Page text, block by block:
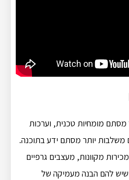
מסתם מומחיות טכנית, וערכות
יותר מסתם ידע בתוכנה.
מקוונות, מעצבים גרפיים
שיש להם הבנה מעמיקה של